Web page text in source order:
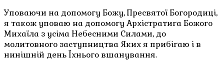
Уповаючи на допомогу Божу, Пресвятої Богородиці,
я також уповаю на допомогу Архістратига Божого
Михаїла з усіма Небесними Силами, до
молитовного заступництва Яких я прибігаю і в
нинішній день Їхнього вшанування.